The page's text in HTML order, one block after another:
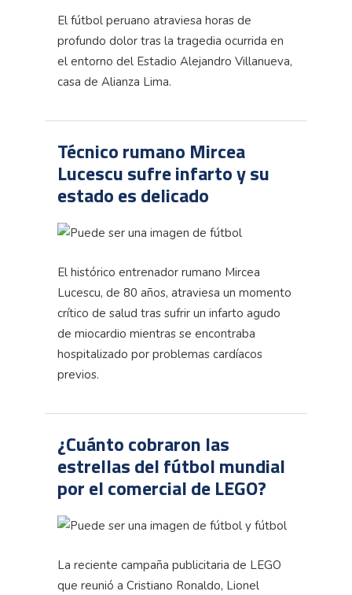
El fútbol peruano atraviesa horas de
profundo dolor tras la tragedia ocurrida en
el entorno del Estadio Alejandro Villanueva,
casa de Alianza Lima.
Técnico rumano Mircea
Lucescu sufre infarto y su
estado es delicado
El histórico entrenador rumano Mircea
Lucescu, de 80 años, atraviesa un momento
crítico de salud tras sufrir un infarto agudo
de miocardio mientras se encontraba
hospitalizado por problemas cardíacos
previos.
¿Cuánto cobraron las
estrellas del fútbol mundial
por el comercial de LEGO?
La reciente campaña publicitaria de LEGO
que reunió a Cristiano Ronaldo, Lionel